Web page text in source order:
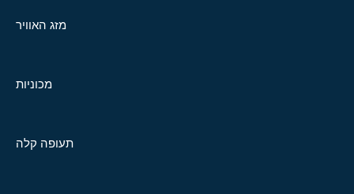
מזג האוויר
מכוניות
תעופה קלה